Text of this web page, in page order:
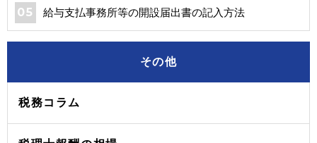
給与支払事務所等の開設届出書の記入方法
その他
税務コラム